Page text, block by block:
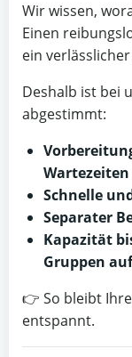
Wir wissen,
Einen
ein
Deshalb ist bei
abgestimmt:
Wartezeiten
Schnelle
Separater
Kapazität
Gruppen
👉 So bleibt
entspannt.